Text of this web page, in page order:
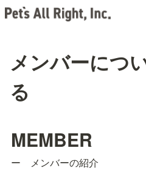
メンバーにつ
る
MEMBER
ー　メンバーの紹介